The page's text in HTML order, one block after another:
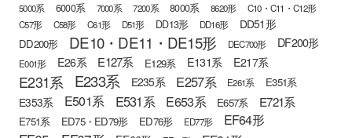
5000系 6000系 7000系 7200系 8000系 8620形
C10・C11・C12形
C57形
C58形 C61形 D51形 DD13形 DD16形 DD51形
DD200形 DE10・DE11・DE15形 DEC700形 DF200形
E001形 E26系 E127系 E129系 E131系 E217系
E231系 E233系 E235系 E257系 E261系 E351系
E353系 E501系 E531系 E653系 E657系 E721系
E751系 ED75・ED79形 ED76形 ED77形 EF64形